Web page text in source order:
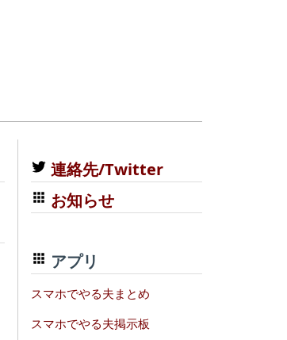
連絡先/Twitter
お知らせ
アプリ
スマホでやる夫まとめ
スマホでやる夫掲示板